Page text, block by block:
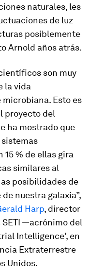
naturales, les
de luz
posiblemente
Arnold años atrás.
son muy
la vida
Esto es
proyecto del
ha mostrado que
% de ellas gira
similares al
posibilidades de
nuestra galaxia”,
Harp, director
—acrónimo del
Intelligence’, en
Extraterrestre
Unidos.